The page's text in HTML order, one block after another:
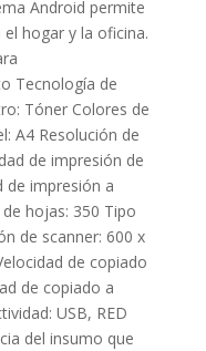
Android permite
hogar y la oficina.
Tecnología de
Tóner Colores de
A4 Resolución de
de impresión de
de impresión a
hojas: 350 Tipo
de scanner: 600 x
de copiado
de copiado a
USB, RED
del insumo que